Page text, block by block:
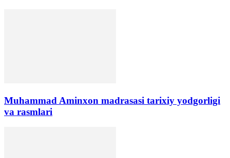
​Muhammad Aminxon madrasasi tarixiy yodgorligi
va rasmlari